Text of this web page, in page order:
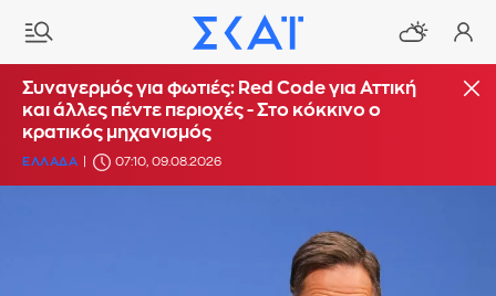
Συναγερμός για φωτιές: Red Code για Αττική
και άλλες πέντε περιοχές - Στο κόκκινο ο
κρατικός μηχανισμός
ΕΛΛΑΔΑ 07:10, 09.08.2026